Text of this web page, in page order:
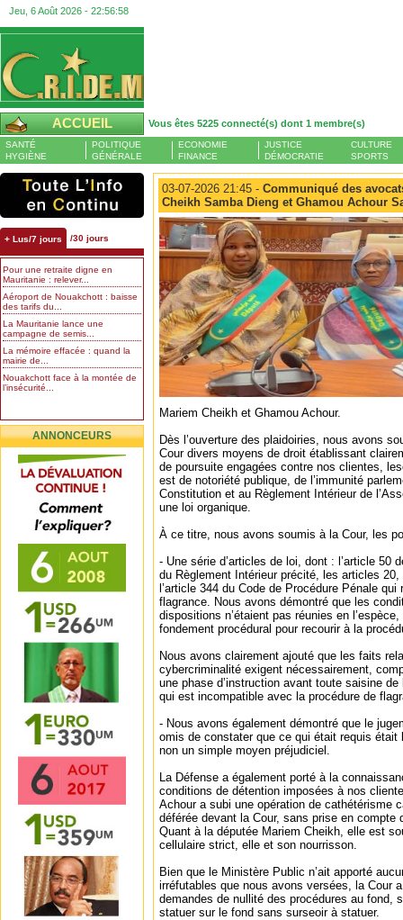
Jeu, 6 Août 2026 - 22:56:59
ACCUEIL Vous êtes 5225 connecté(s) dont 1 membre(s)
SANTÉ
HYGIÈNE
POLITIQUE
GÉNÉRALE
ECONOMIE
FINANCE
JUSTICE
DÉMOCRATIE
CULTURE
SPORTS
+ Lus/7 jours /30 jours
Pour une retraite digne en
Mauritanie : relever...
Aéroport de Nouakchott : baisse
des tarifs du...
La Mauritanie lance une
campagne de semis...
La mémoire effacée : quand la
mairie de...
Nouakchott face à la montée de
l’insécurité...
ANNONCEURS
03-07-2026 21:45 - Communiqué des
Cheikh Samba Dieng et Ghamou Achour
Mariem Cheikh et Ghamou Achour.
Dès l’ouverture des plaidoiries, nous avons
Cour divers moyens de droit établissant
de poursuite engagées contre nos clientes,
est de notoriété publique, de l’immunité
Constitution et au Règlement Intérieur de
une loi organique.
À ce titre, nous avons soumis à la Cour, les
- Une série d’articles de loi, dont : l’article 50
du Règlement Intérieur précité, les articles
l’article 344 du Code de Procédure Pénale
flagrance. Nous avons démontré que les
dispositions n’étaient pas réunies en
fondement procédural pour recourir à la
Nous avons clairement ajouté que les faits
cybercriminalité exigent nécessairement,
une phase d’instruction avant toute saisine
qui est incompatible avec la procédure de
- Nous avons également démontré que le
omis de constater que ce qui était requis était
non un simple moyen préjudiciel.
La Défense a également porté à la
conditions de détention imposées à nos
Achour a subi une opération de cathétérisme
déférée devant la Cour, sans prise en compte
Quant à la députée Mariem Cheikh, elle est
cellulaire strict, elle et son nourrisson.
Bien que le Ministère Public n’ait apporté
irréfutables que nous avons versées, la Cour
demandes de nullité des procédures au fond,
statuer sur le fond sans surseoir à statuer.